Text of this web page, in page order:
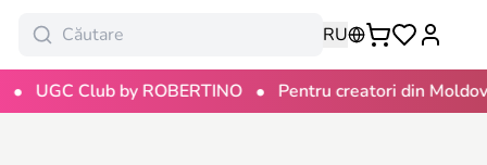
RU
Club by ROBERTINO • Pentru creatori din Moldova •